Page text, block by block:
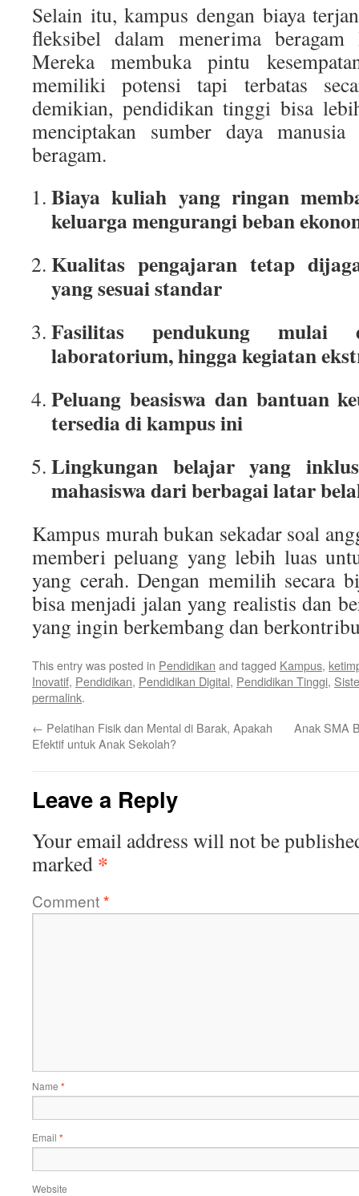
Selain itu, kampus dengan biaya
fleksibel dalam menerima beragam
Mereka membuka pintu
memiliki potensi tapi terbatas
demikian, pendidikan tinggi bisa
menciptakan sumber daya
beragam.
Biaya kuliah yang ringan
keluarga mengurangi beban
Kualitas pengajaran tetap
yang sesuai standar
Fasilitas pendukung mulai
laboratorium, hingga kegiatan
Peluang beasiswa dan bantuan
tersedia di kampus ini
Lingkungan belajar yang
mahasiswa dari berbagai latar
Kampus murah bukan sekadar soal
memberi peluang yang lebih luas
yang cerah. Dengan memilih secara
bisa menjadi jalan yang realistis dan
yang ingin berkembang dan
This entry was posted in Pendidikan and tagged Kampus,
Inovatif, Pendidikan, Pendidikan Digital, Pendidikan Tinggi,
permalink.
← Pelatihan Fisik dan Mental di Barak, Apakah
Efektif untuk Anak Sekolah?
Anak SMA
Leave a Reply
Your email address will not be
marked *
Comment*
Name *
Email *
Website